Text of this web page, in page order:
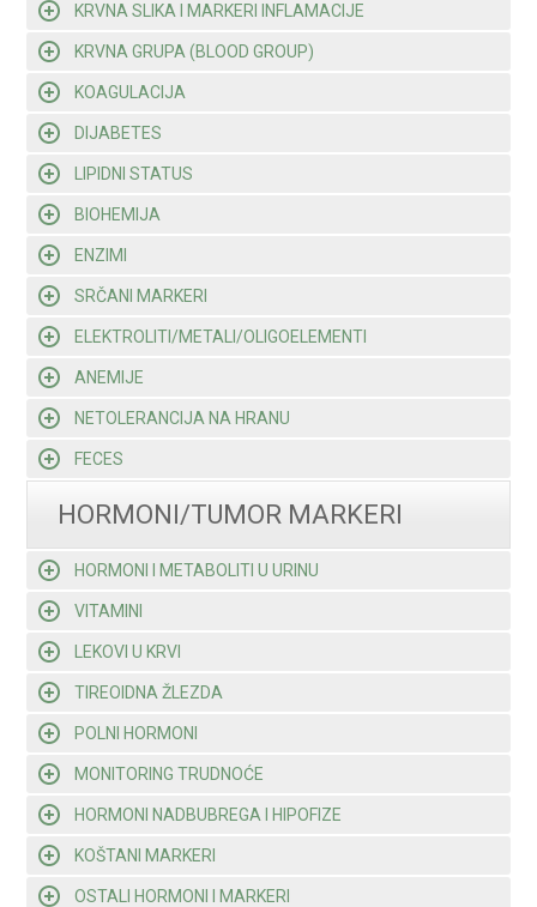
KRVNA SLIKA I MARKERI INFLAMACIJE
KRVNA GRUPA (BLOOD GROUP)
KOAGULACIJA
DIJABETES
LIPIDNI STATUS
BIOHEMIJA
ENZIMI
SRČANI MARKERI
ELEKTROLITI/METALI/OLIGOELEMENTI
ANEMIJE
NETOLERANCIJA NA HRANU
FECES
HORMONI/TUMOR MARKERI
HORMONI I METABOLITI U URINU
VITAMINI
LEKOVI U KRVI
TIREOIDNA ŽLEZDA
POLNI HORMONI
MONITORING TRUDNOĆE
HORMONI NADBUBREGA I HIPOFIZE
KOŠTANI MARKERI
OSTALI HORMONI I MARKERI